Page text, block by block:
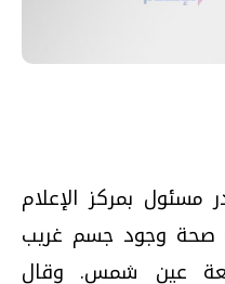
بمركز الإعلام
صحة وجود جسم غريب
عين شمس. وقال